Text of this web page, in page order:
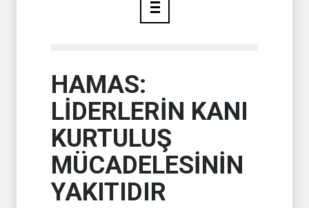
HAMAS:
LİDERLERİN KANI
KURTULUŞ
MÜCADELESİNİN
YAKITIDIR